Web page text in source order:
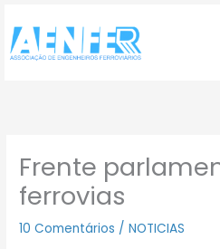
para
conteúdo
Frente
ferrovias
10 Comentários /NOTICIAS